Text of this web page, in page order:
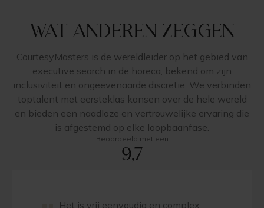
Wat anderen zeggen
CourtesyMasters is de wereldleider op het gebied van
executive search in de horeca, bekend om zijn
inclusiviteit en ongeëvenaarde discretie. We verbinden
toptalent met eersteklas kansen over de hele wereld
en bieden een naadloze en vertrouwelijke ervaring die
is afgestemd op elke loopbaanfase.
Beoordeeld met een
9,7
Het is vrij eenvoudig en complex